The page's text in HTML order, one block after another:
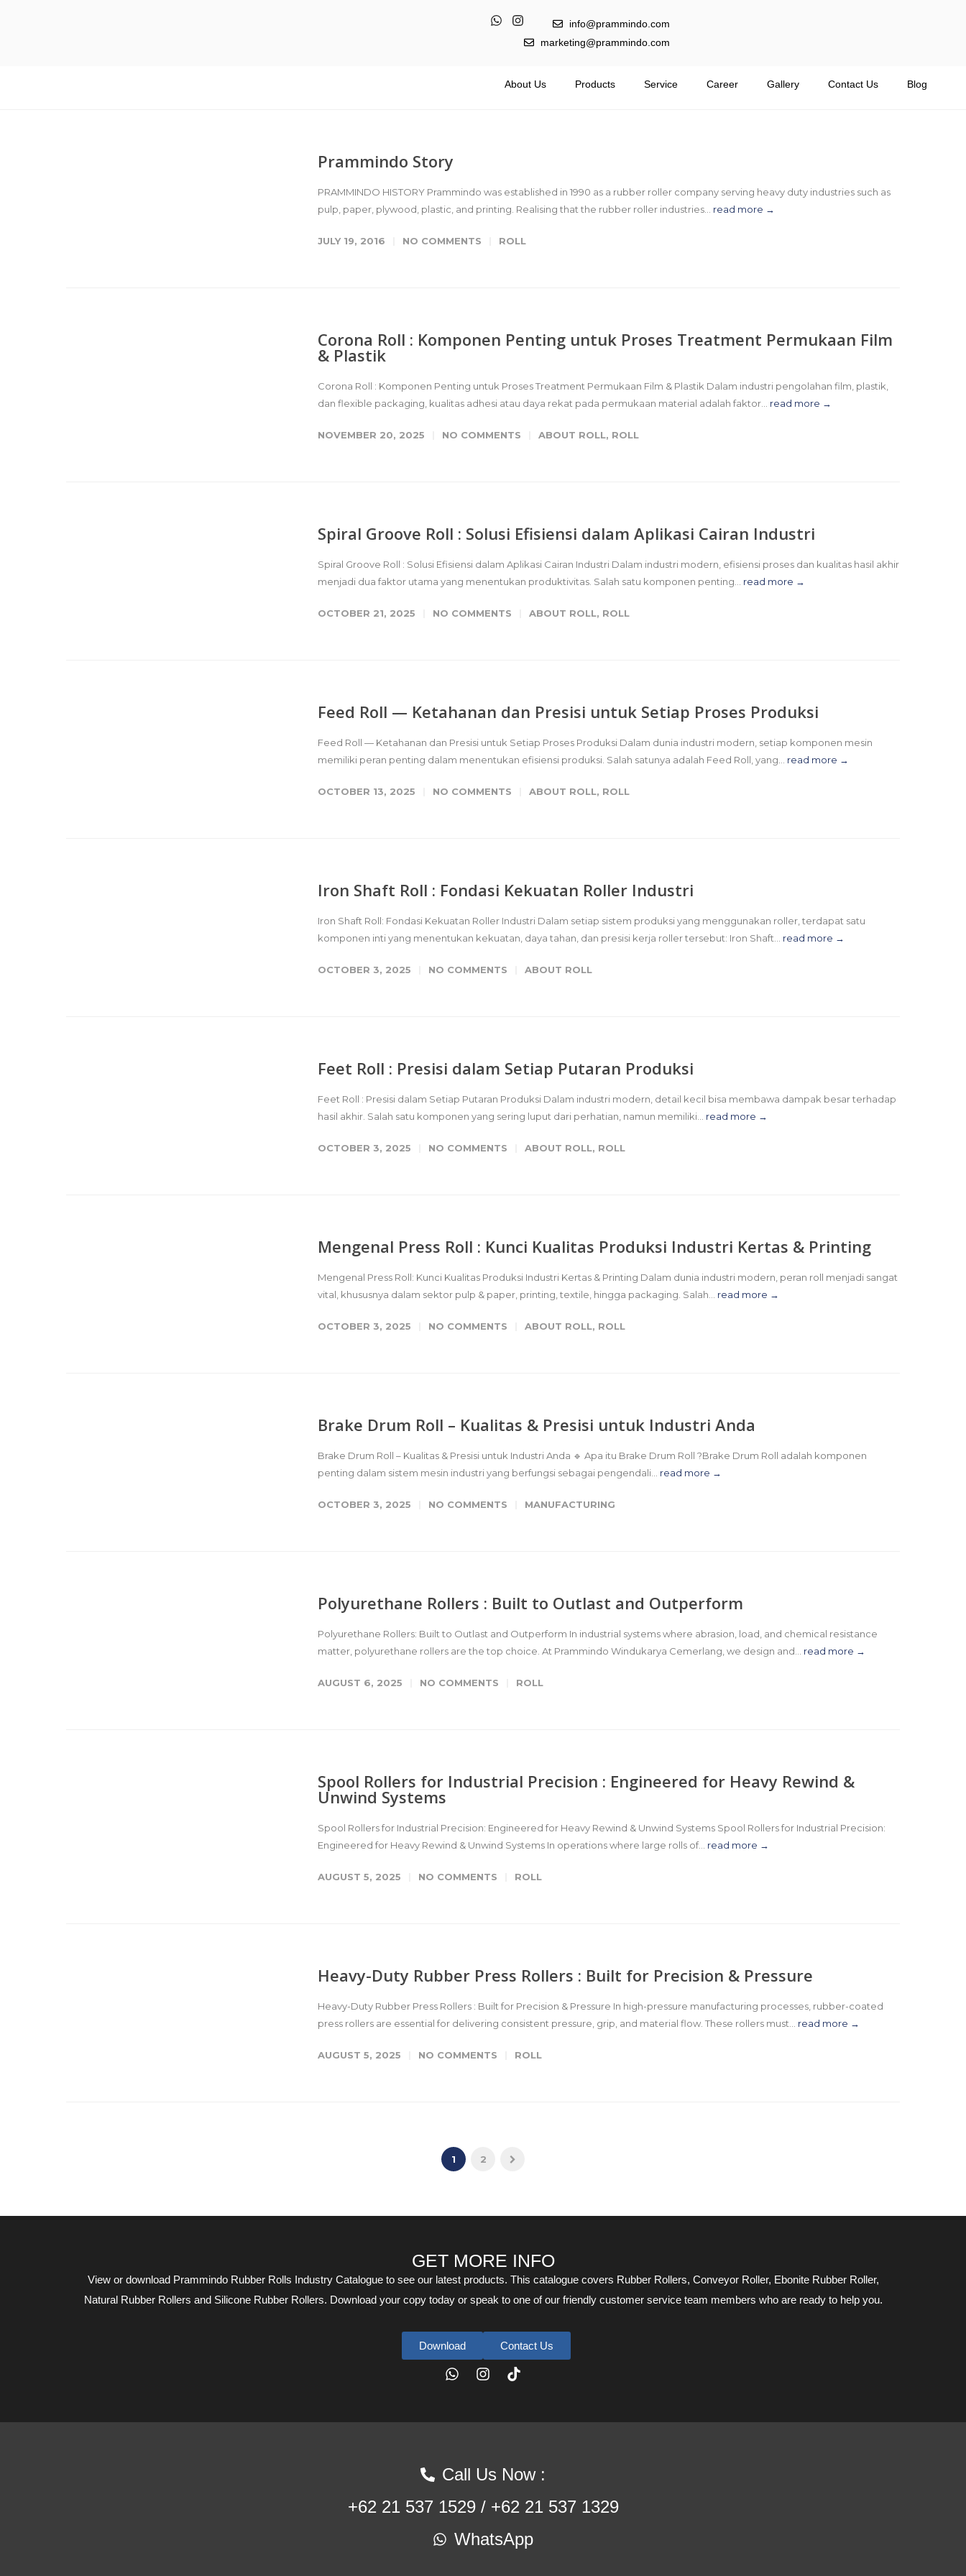
info@prammindo.com
marketing@prammindo.com
About Us Products Service Career Gallery Contact Us Blog
Prammindo Story
PRAMMINDO HISTORY Prammindo was established in 1990 as a rubber roller company serving heavy duty industries such as
pulp, paper, plywood, plastic, and printing. Realising that the rubber roller industries... read more →
JULY 19, 2016 NO COMMENTS ROLL
Corona Roll : Komponen Penting untuk Proses Treatment Permukaan Film
& Plastik
Corona Roll : Komponen Penting untuk Proses Treatment Permukaan Film & Plastik Dalam industri pengolahan film, plastik,
dan flexible packaging, kualitas adhesi atau daya rekat pada permukaan material adalah faktor... read more →
NOVEMBER 20, 2025 NO COMMENTS ABOUT ROLL, ROLL
Spiral Groove Roll : Solusi Efisiensi dalam Aplikasi Cairan Industri
Spiral Groove Roll : Solusi Efisiensi dalam Aplikasi Cairan Industri Dalam industri modern, efisiensi proses dan kualitas hasil akhir
menjadi dua faktor utama yang menentukan produktivitas. Salah satu komponen penting... read more →
OCTOBER 21, 2025 NO COMMENTS ABOUT ROLL, ROLL
Feed Roll — Ketahanan dan Presisi untuk Setiap Proses Produksi
Feed Roll — Ketahanan dan Presisi untuk Setiap Proses Produksi Dalam dunia industri modern, setiap komponen mesin
memiliki peran penting dalam menentukan efisiensi produksi. Salah satunya adalah Feed Roll, yang... read more →
OCTOBER 13, 2025 NO COMMENTS ABOUT ROLL, ROLL
Iron Shaft Roll : Fondasi Kekuatan Roller Industri
Iron Shaft Roll: Fondasi Kekuatan Roller Industri Dalam setiap sistem produksi yang menggunakan roller, terdapat satu
komponen inti yang menentukan kekuatan, daya tahan, dan presisi kerja roller tersebut: Iron Shaft... read more →
OCTOBER 3, 2025 NO COMMENTS ABOUT ROLL
Feet Roll : Presisi dalam Setiap Putaran Produksi
Feet Roll : Presisi dalam Setiap Putaran Produksi Dalam industri modern, detail kecil bisa membawa dampak besar terhadap
hasil akhir. Salah satu komponen yang sering luput dari perhatian, namun memiliki... read more →
OCTOBER 3, 2025 NO COMMENTS ABOUT ROLL, ROLL
Mengenal Press Roll : Kunci Kualitas Produksi Industri Kertas & Printing
Mengenal Press Roll: Kunci Kualitas Produksi Industri Kertas & Printing Dalam dunia industri modern, peran roll menjadi sangat
vital, khususnya dalam sektor pulp & paper, printing, textile, hingga packaging. Salah... read more →
OCTOBER 3, 2025 NO COMMENTS ABOUT ROLL, ROLL
Brake Drum Roll – Kualitas & Presisi untuk Industri Anda
Brake Drum Roll – Kualitas & Presisi untuk Industri Anda 🔹 Apa itu Brake Drum Roll ?Brake Drum Roll adalah komponen
penting dalam sistem mesin industri yang berfungsi sebagai pengendali... read more →
OCTOBER 3, 2025 NO COMMENTS MANUFACTURING
Polyurethane Rollers : Built to Outlast and Outperform
Polyurethane Rollers: Built to Outlast and Outperform In industrial systems where abrasion, load, and chemical resistance
matter, polyurethane rollers are the top choice. At Prammindo Windukarya Cemerlang, we design and... read more →
AUGUST 6, 2025 NO COMMENTS ROLL
Spool Rollers for Industrial Precision : Engineered for Heavy Rewind &
Unwind Systems
Spool Rollers for Industrial Precision: Engineered for Heavy Rewind & Unwind Systems Spool Rollers for Industrial Precision:
Engineered for Heavy Rewind & Unwind Systems In operations where large rolls of... read more →
AUGUST 5, 2025 NO COMMENTS ROLL
Heavy-Duty Rubber Press Rollers : Built for Precision & Pressure
Heavy-Duty Rubber Press Rollers : Built for Precision & Pressure In high-pressure manufacturing processes, rubber-coated
press rollers are essential for delivering consistent pressure, grip, and material flow. These rollers must... read more →
AUGUST 5, 2025 NO COMMENTS ROLL
1 2
GET MORE INFO
View or download Prammindo Rubber Rolls Industry Catalogue to see our latest products. This catalogue covers Rubber Rollers, Conveyor Roller, Ebonite Rubber Roller,
Natural Rubber Rollers and Silicone Rubber Rollers. Download your copy today or speak to one of our friendly customer service team members who are ready to help you.
Download Contact Us
Call Us Now :
+62 21 537 1529 / +62 21 537 1329
WhatsApp